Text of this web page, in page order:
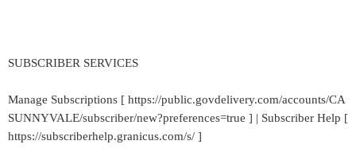
SUBSCRIBER SERVICES
Manage Subscriptions [ https://public.govdelivery.com/accounts/CA
SUNNYVALE/subscriber/new?preferences=true ] | Subscriber Help [
https://subscriberhelp.granicus.com/s/ ]